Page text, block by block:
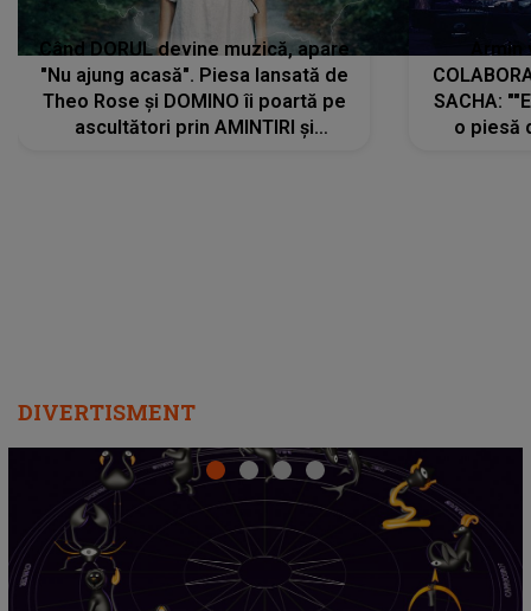
Când DORUL devine muzică, apare
"Nu ajung acasă". Piesa lansată de
Theo Rose și DOMINO îi poartă pe
ascultători prin AMINTIRI și
SACHA:
o piesă
DIVERTISMENT